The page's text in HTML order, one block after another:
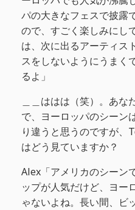
パの大きなフェスで披露
ので、すごく楽しみに
は、次に出るアーティス
スをしないようにうまく
るよ」
＿＿ははは（笑）。あ
で、ヨーロッパのシーン
り違うと思うのですが
はどう見ていますか？
Alex「アメリカのシーン
ップが人気だけど、ヨー
ゃないよね。長い間、ビ